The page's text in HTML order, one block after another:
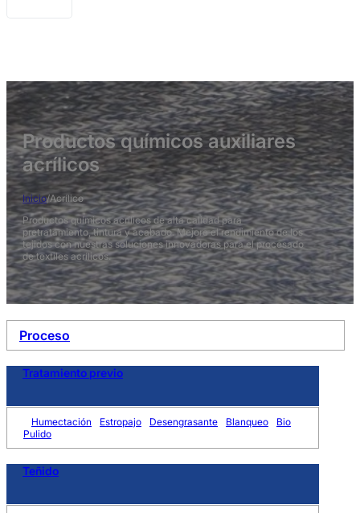
Productos químicos auxiliares
acrílicos
Inicio/Acrílico
Productos químicos acrílicos de alta calidad para
pretratamiento, tintura y acabado. Mejore el rendimiento de los
tejidos con nuestras soluciones innovadoras para el procesado
de textiles acrílicos.
Proceso
Tratamiento previo
Humectación Estropajo Desengrasante Blanqueo
Bio
Pulido
Teñido